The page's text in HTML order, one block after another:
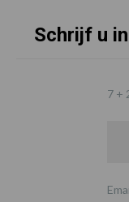
Schrijf u
7 +